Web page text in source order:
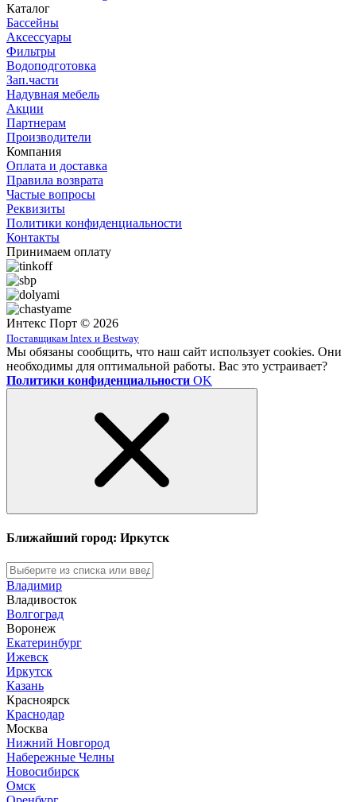
Каталог
Бассейны
Аксессуары
Фильтры
Водоподготовка
Зап.части
Надувная мебель
Акции
Партнерам
Производители
Компания
Оплата и доставка
Правила возврата
Частые вопросы
Реквизиты
Политики конфиденциальности
Контакты
Принимаем оплату
Интекс Порт © 2026
Поставщикам Intex и Bestway
Мы обязаны сообщить, что наш сайт использует cookies. Они
необходимы для оптимальной работы. Вас это устраивает?
Политики конфиденциальности OK
Ближайший город: Иркутск
Владимир
Владивосток
Волгоград
Воронеж
Екатеринбург
Ижевск
Иркутск
Казань
Красноярск
Краснодар
Москва
Нижний Новгород
Набережные Челны
Новосибирск
Омск